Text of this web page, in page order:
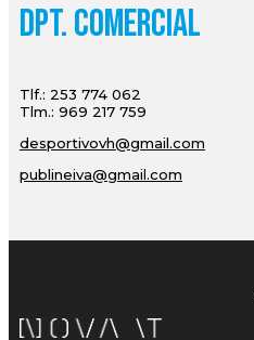
Dpt. Comercial
Tlf.: 253 774 062
Tlm.: 969 217 759
desportivovh@gmail.com
publineiva@gmail.com